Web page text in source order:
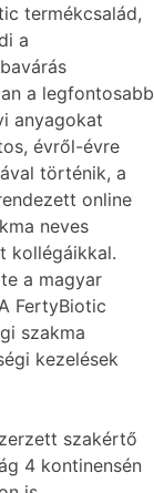
termékcsalád,
a
a legfontosabb
anyagokat
évről-évre
történik, a
online
neves
kollégáikkal.
a magyar
FertyBiotic
szakma
kezelések
szakértő
4 kontinensén